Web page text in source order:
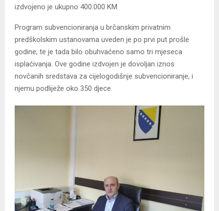
izdvojeno je ukupno 400.000 KM
Program subvencioniranja u brčanskim privatnim
predškolskim ustanovama uveden je po prvi put prošle
godine, te je tada bilo obuhvaćeno samo tri mjeseca
isplaćivanja. Ove godine izdvojen je dovoljan iznos
novčanih sredstava za cijelogodišnje subvencioniranje, i
njemu podliježe oko 350 djece.